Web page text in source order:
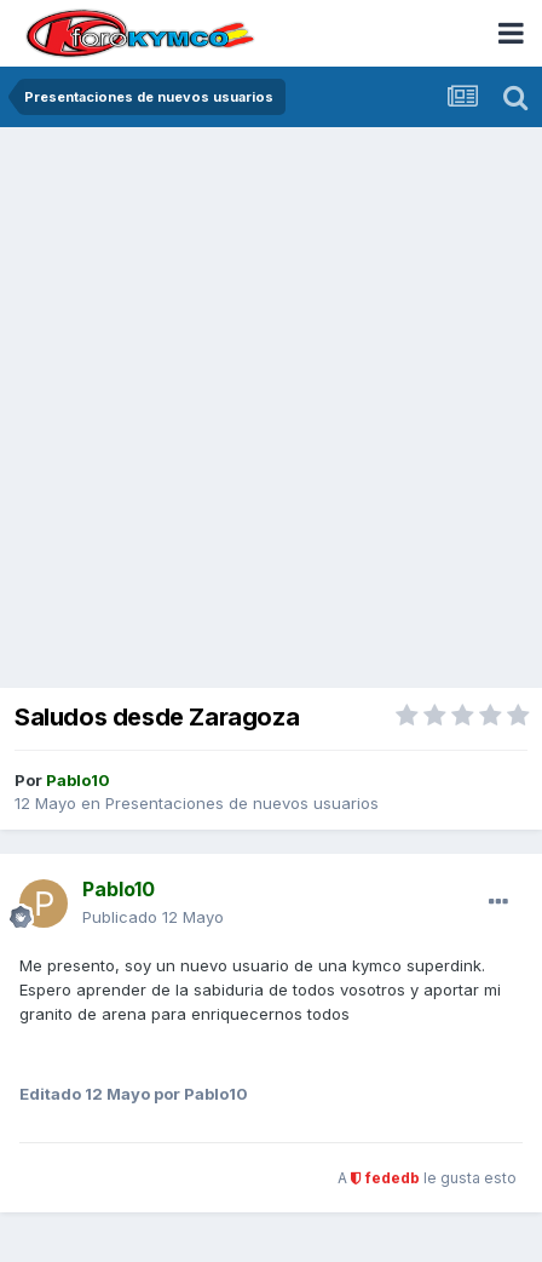
Presentaciones de nuevos usuarios
Saludos desde Zaragoza
Por Pablo10
12 Mayo en Presentaciones de nuevos usuarios
Pablo10
Publicado 12 Mayo
Me presento, soy un nuevo usuario de una kymco superdink.
Espero aprender de la sabiduria de todos vosotros y aportar mi
granito de arena para enriquecernos todos
Editado 12 Mayo por Pablo10
A fededb le gusta esto